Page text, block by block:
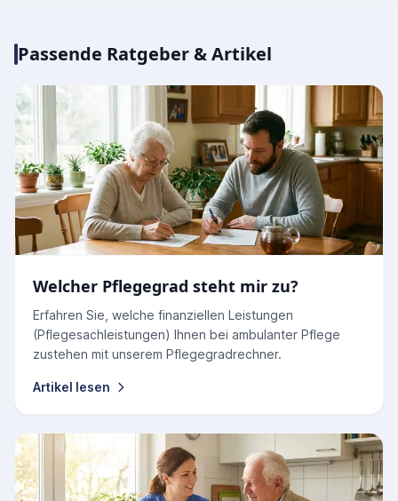
Passende Ratgeber & Artikel
Welcher Pflegegrad steht mir zu?
Erfahren Sie, welche finanziellen Leistungen
(Pflegesachleistungen) Ihnen bei ambulanter Pflege
zustehen mit unserem Pflegegradrechner.
Artikel lesen